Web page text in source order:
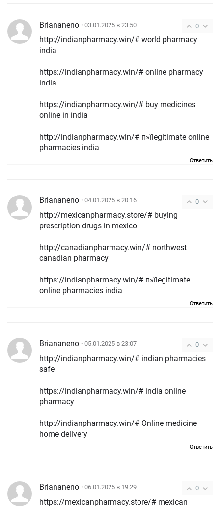
0
Briananeno • 03.01.2025 в 23:50
http://indianpharmacy.win/# world pharmacy
india
https://indianpharmacy.win/# online pharmacy
india
https://indianpharmacy.win/# buy medicines
online in india
http://indianpharmacy.win/# п»їlegitimate online
pharmacies india
Ответить
0
Briananeno • 04.01.2025 в 20:16
http://mexicanpharmacy.store/# buying
prescription drugs in mexico
http://canadianpharmacy.win/# northwest
canadian pharmacy
https://indianpharmacy.win/# п»їlegitimate
online pharmacies india
Ответить
0
Briananeno • 05.01.2025 в 23:07
http://indianpharmacy.win/# indian pharmacies
safe
https://indianpharmacy.win/# india online
pharmacy
http://indianpharmacy.win/# Online medicine
home delivery
Ответить
0
Briananeno • 06.01.2025 в 19:29
https://mexicanpharmacy.store/# mexican